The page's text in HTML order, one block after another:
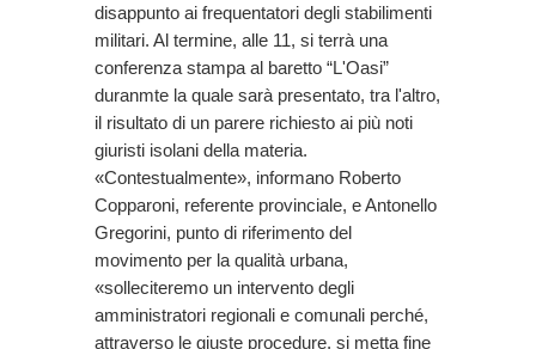
disappunto ai frequentatori degli stabilimenti
militari. Al termine, alle 11, si terrà una
conferenza stampa al baretto “L'Oasi”
duranmte la quale sarà presentato, tra l'altro,
il risultato di un parere richiesto ai più noti
giuristi isolani della materia.
«Contestualmente», informano Roberto
Copparoni, referente provinciale, e Antonello
Gregorini, punto di riferimento del
movimento per la qualità urbana,
«solleciteremo un intervento degli
amministratori regionali e comunali perché,
attraverso le giuste procedure, si metta fine